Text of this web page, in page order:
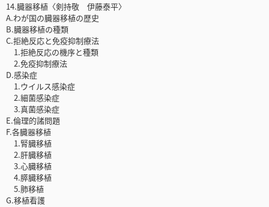
14.臓器移植〈剣持敬 伊藤泰平〉
A.わが国の臓器移植の歴史
B.臓器移植の種類
C.拒絶反応と免疫抑制療法
1.拒絶反応の機序と種類
2.免疫抑制療法
D.感染症
1.ウイルス感染症
2.細菌感染症
3.真菌感染症
E.倫理的諸問題
F.各臓器移植
1.腎臓移植
2.肝臓移植
3.心臓移植
4.膵臓移植
5.肺移植
G.移植看護